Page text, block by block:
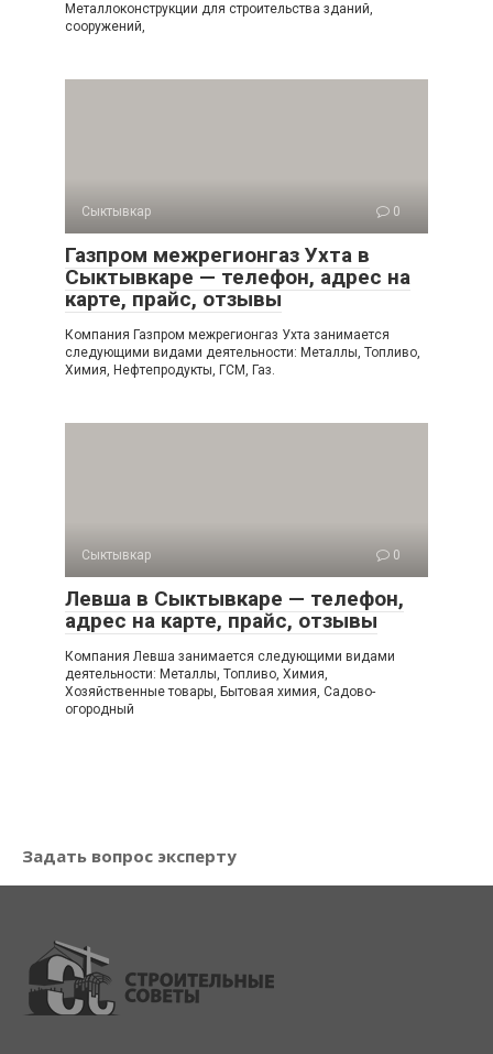
Металлоконструкции для строительства зданий,
сооружений,
Сыктывкар 0
Газпром межрегионгаз Ухта в
Сыктывкаре — телефон, адрес на
карте, прайс, отзывы
Компания Газпром межрегионгаз Ухта занимается
следующими видами деятельности: Металлы, Топливо,
Химия, Нефтепродукты, ГСМ, Газ.
Сыктывкар 0
Левша в Сыктывкаре — телефон,
адрес на карте, прайс, отзывы
Компания Левша занимается следующими видами
деятельности: Металлы, Топливо, Химия,
Хозяйственные товары, Бытовая химия, Садово-
огородный
Задать вопрос эксперту